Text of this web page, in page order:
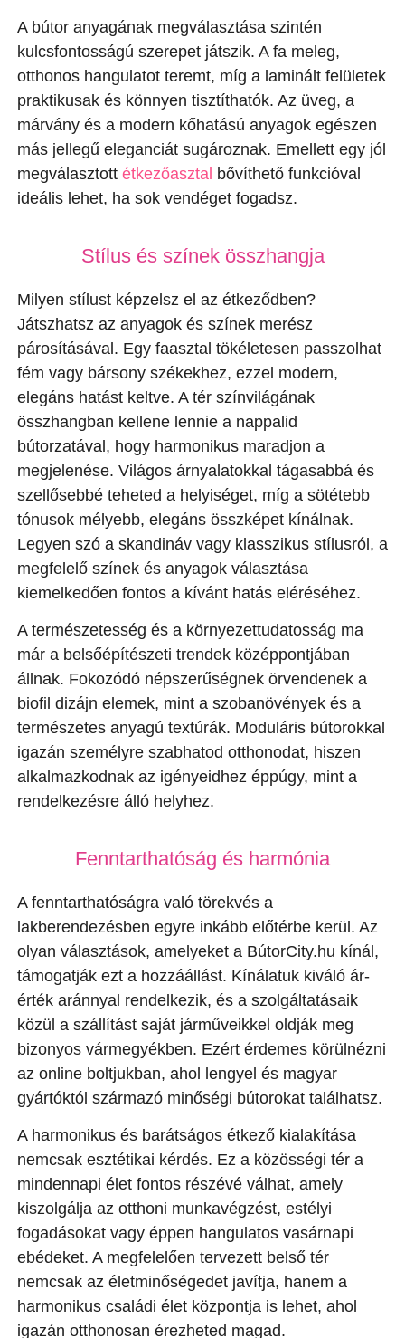
A bútor anyagának megválasztása szintén
kulcsfontosságú szerepet játszik. A fa meleg,
otthonos hangulatot teremt, míg a laminált felületek
praktikusak és könnyen tisztíthatók. Az üveg, a
márvány és a modern kőhatású anyagok egészen
más jellegű eleganciát sugároznak. Emellett egy jól
megválasztottétkezőasztal bővíthető funkcióval
ideális lehet, ha sok vendéget fogadsz.
Stílus és színek összhangja
Milyen stílust képzelsz el az étkeződben?
Játszhatsz az anyagok és színek merész
párosításával. Egy faasztal tökéletesen passzolhat
fém vagy bársony székekhez, ezzel modern,
elegáns hatást keltve. A tér színvilágának
összhangban kellene lennie a nappalid
bútorzatával, hogy harmonikus maradjon a
megjelenése. Világos árnyalatokkal tágasabbá és
szellősebbé teheted a helyiséget, míg a sötétebb
tónusok mélyebb, elegáns összképet kínálnak.
Legyen szó a skandináv vagy klasszikus stílusról, a
megfelelő színek és anyagok választása
kiemelkedően fontos a kívánt hatás eléréséhez.
A természetesség és a környezettudatosság ma
már a belsőépítészeti trendek középpontjában
állnak. Fokozódó népszerűségnek örvendenek a
biofil dizájn elemek, mint a szobanövények és a
természetes anyagú textúrák. Moduláris bútorokkal
igazán személyre szabhatod otthonodat, hiszen
alkalmazkodnak az igényeidhez éppúgy, mint a
rendelkezésre álló helyhez.
Fenntarthatóság és harmónia
A fenntarthatóságra való törekvés a
lakberendezésben egyre inkább előtérbe kerül. Az
olyan választások, amelyeket a BútorCity.hu kínál,
támogatják ezt a hozzáállást. Kínálatuk kiváló ár-
érték aránnyal rendelkezik, és a szolgáltatásaik
közül a szállítást saját járműveikkel oldják meg
bizonyos vármegyékben. Ezért érdemes körülnézni
az online boltjukban, ahol lengyel és magyar
gyártóktól származó minőségi bútorokat találhatsz.
A harmonikus és barátságos étkező kialakítása
nemcsak esztétikai kérdés. Ez a közösségi tér a
mindennapi élet fontos részévé válhat, amely
kiszolgálja az otthoni munkavégzést, estélyi
fogadásokat vagy éppen hangulatos vasárnapi
ebédeket. A megfelelően tervezett belső tér
nemcsak az életminőségedet javítja, hanem a
harmonikus családi élet központja is lehet, ahol
igazán otthonosan érezheted magad.